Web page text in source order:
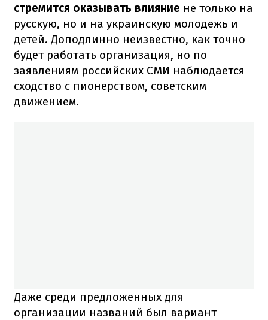
стремится оказывать влияние не только на
русскую, но и на украинскую молодежь и
детей. Доподлинно неизвестно, как точно
будет работать организация, но по
заявлениям российских СМИ наблюдается
сходство с пионерством, советским
движением.
Даже среди предложенных для
организации названий был вариант